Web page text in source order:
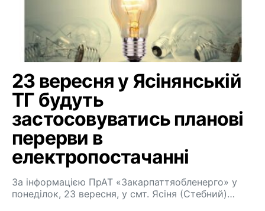
23 вересня у Ясінянській
ТГ будуть
застосовуватись планові
перерви в
електропостачанні
За інформацією ПрАТ «Закарпаттяобленерго» у
понеділок, 23 вересня, у смт. Ясіня (Стебний)…